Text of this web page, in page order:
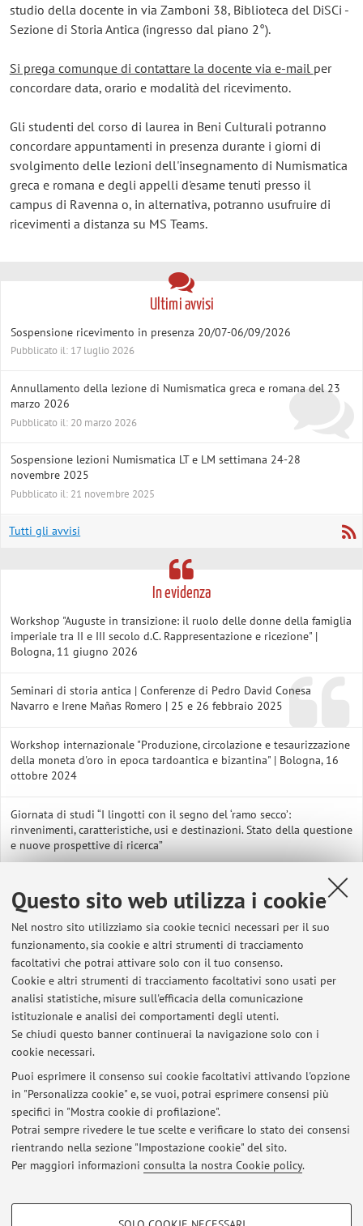
Questo sito web utilizza i cookie
Nel nostro sito utilizziamo sia cookie tecnici necessari per il suo
funzionamento, sia cookie e altri strumenti di tracciamento
facoltativi che potrai attivare solo con il tuo consenso.
Cookie e altri strumenti di tracciamento facoltativi sono usati per
analisi statistiche, misure sull'efficacia della comunicazione
istituzionale e analisi dei comportamenti degli utenti.
Se chiudi questo banner continuerai la navigazione solo con i
cookie necessari.
Puoi esprimere il consenso sui cookie facoltativi attivando l'opzione
in "Personalizza cookie" e, se vuoi, potrai esprimere consensi più
specifici in "Mostra cookie di profilazione".
Potrai sempre rivedere le tue scelte e verificare lo stato dei consensi
rientrando nella sezione "Impostazione cookie" del sito.
Per maggiori informazioni consulta la nostra Cookie policy.
COOKIE DI PROFILAZIONE - FACOLTATIVI
studio della docente in via Zamboni 38, Biblioteca del DiSCi -
Sezione di Storia Antica (ingresso dal piano 2°).
Si prega comunque di contattare la docente via e-mail per
concordare data, orario e modalità del ricevimento.
Gli studenti del corso di laurea in Beni Culturali potranno
concordare appuntamenti in presenza durante i giorni di
svolgimento delle lezioni dell'insegnamento di Numismatica
greca e romana e degli appelli d'esame tenuti presso il
campus di Ravenna o, in alternativa, potranno usufruire di
ricevimenti a distanza su MS Teams.
Ultimi avvisi
Sospensione ricevimento in presenza 20/07-06/09/2026
Pubblicato il: 17 luglio 2026
Annullamento della lezione di Numismatica greca e romana del 23
marzo 2026
Pubblicato il: 20 marzo 2026
Sospensione lezioni Numismatica LT e LM settimana 24-28
novembre 2025
Pubblicato il: 21 novembre 2025
Tutti gli avvisi
In evidenza
Workshop "Auguste in transizione: il ruolo delle donne della famiglia
imperiale tra II e III secolo d.C. Rappresentazione e ricezione" |
Bologna, 11 giugno 2026
Seminari di storia antica | Conferenze di Pedro David Conesa
Navarro e Irene Mañas Romero | 25 e 26 febbraio 2025
Workshop internazionale "Produzione, circolazione e tesaurizzazione
della moneta d'oro in epoca tardoantica e bizantina" | Bologna, 16
ottobre 2024
Giornata di studi “I lingotti con il segno del ‘ramo secco’:
rinvenimenti, caratteristiche, usi e destinazioni. Stato della questione
e nuove prospettive di ricerca”
Complutense de Madrid), Il ruolo delle Augustae in epoca severiana:
fonti letterarie, documentazione numismatica ed epigrafica | 27
marzo 2024
Conferenza di Irene Mañas Romero (UNED - Madrid), Matidia Minor:
neptis, filia, soror, matertera | 13 marzo 2024
Ciclo di lezioni "Mondo antico e sensibilità contemporanee" |
Edizione 2023/2024 | La violenza contro le donne nel mondo antico.
Casi di studio, letteratura, storia, epigrafia e linguaggio | dal 15
febbraio al 28 marzo 2024
Convegno internazionale "The Other Side of Power. Il rapporto tra
donne e potere dall'epoca tardorepubblicana all'età tardoimperiale" |
24-25 maggio 2023